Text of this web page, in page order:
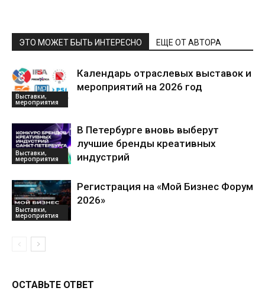
ЭТО МОЖЕТ БЫТЬ ИНТЕРЕСНО ЕЩЕ ОТ АВТОРА
Выставки,
мероприятия
Календарь отраслевых выставок и
мероприятий на 2026 год
Выставки,
мероприятия
В Петербурге вновь выберут
лучшие бренды креативных
индустрий
Выставки,
мероприятия
Регистрация на «Мой Бизнес Форум
2026»
ОСТАВЬТЕ ОТВЕТ